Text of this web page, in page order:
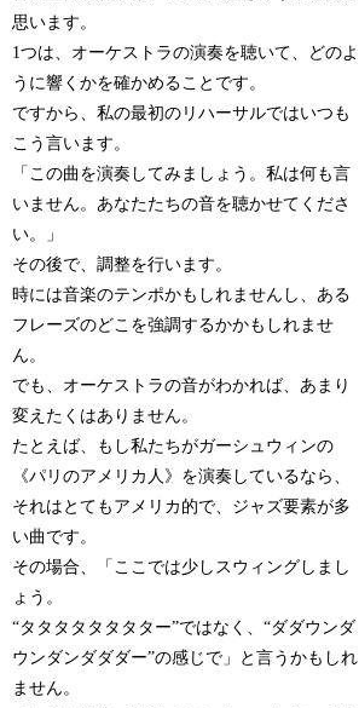
思います。
1つは、オーケストラの演奏を聴いて、どのよ
うに響くかを確かめることです。
ですから、私の最初のリハーサルではいつも
こう言います。
「この曲を演奏してみましょう。私は何も言
いません。あなたたちの音を聴かせてくださ
い。」
その後で、調整を行います。
時には音楽のテンポかもしれませんし、ある
フレーズのどこを強調するかかもしれませ
ん。
でも、オーケストラの音がわかれば、あまり
変えたくはありません。
たとえば、もし私たちがガーシュウィンの
《パリのアメリカ人》を演奏しているなら、
それはとてもアメリカ的で、ジャズ要素が多
い曲です。
その場合、「ここでは少しスウィングしまし
ょう。
“タタタタタタタター”ではなく、“ダダウンダ
ウンダンダダダー”の感じで」と言うかもしれ
ません。